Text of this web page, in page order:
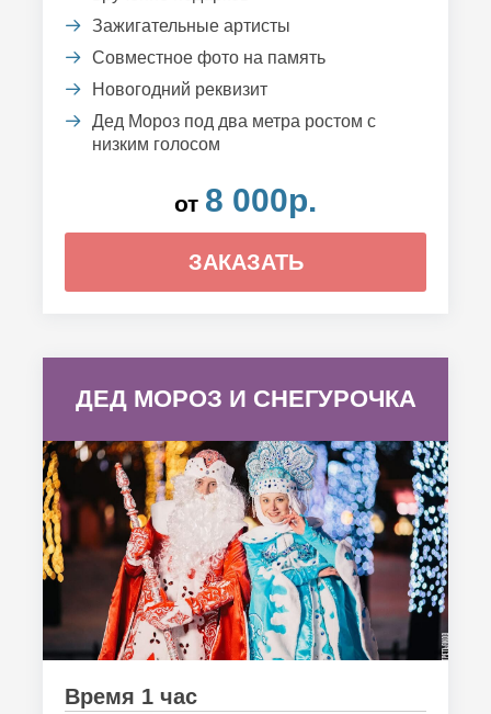
Зажигательные артисты
Совместное фото на память
Новогодний реквизит
Дед Мороз под два метра ростом с
низким голосом
от 8 000р.
ЗАКАЗАТЬ
ДЕД МОРОЗ И СНЕГУРОЧКА
Время 1 час